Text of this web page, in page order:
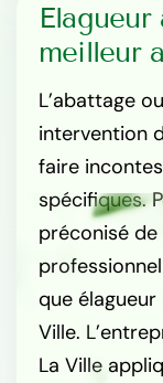
meilleur
L’abattage
intervention
faire
spécifiques.
préconisé de
que élagueur
Ville.
La Ville